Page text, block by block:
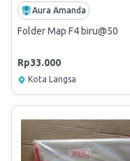
Aura Amanda
Folder Map F4 biru@50
Rp33.000
Kota Langsa